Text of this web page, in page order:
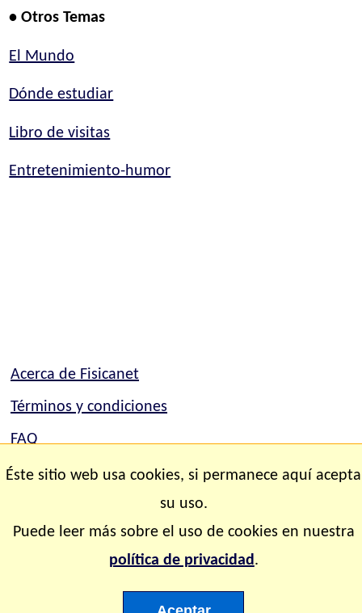
• Otros Temas
El Mundo
Dónde estudiar
Libro de visitas
Entretenimiento-humor
Acerca de Fisicanet
Términos y condiciones
FAQ
Mapa del sitio
Copyright © 2.000-2.028 Fisicanet ® Todos los
Éste sitio web usa cookies, si permanece aquí acepta
su uso.
Puede leer más sobre el uso de cookies en nuestra
política de privacidad.